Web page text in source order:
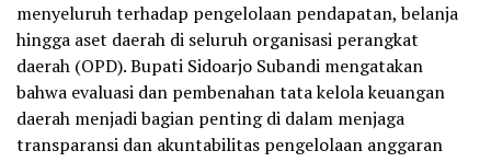
menyeluruh terhadap pengelolaan pendapatan, belanja
hingga aset daerah di seluruh organisasi perangkat
daerah (OPD). Bupati Sidoarjo Subandi mengatakan
bahwa evaluasi dan pembenahan tata kelola keuangan
daerah menjadi bagian penting di dalam menjaga
transparansi dan akuntabilitas pengelolaan anggaran